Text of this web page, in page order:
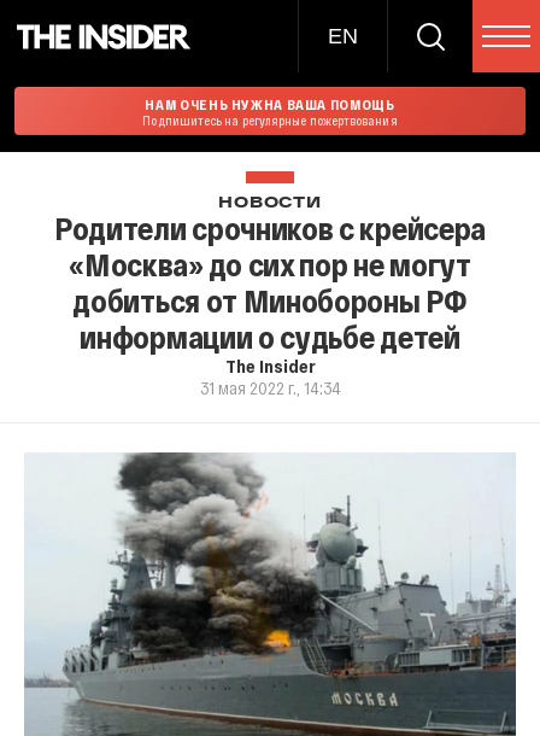
EN
НАМ ОЧЕНЬ НУЖНА ВАША ПОМОЩЬ
Подпишитесь на регулярные пожертвования
НОВОСТИ
Родители срочников с крейсера
«Москва» до сих пор не могут
добиться от Минобороны РФ
информации о судьбе детей
The Insider
31 мая 2022 г., 14:34